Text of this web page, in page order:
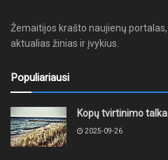
Žemaitijos krašto naujienų
aktualias žinias ir įvykius.
Populiariausi
Kopų tvirtinimo
2025-09-26